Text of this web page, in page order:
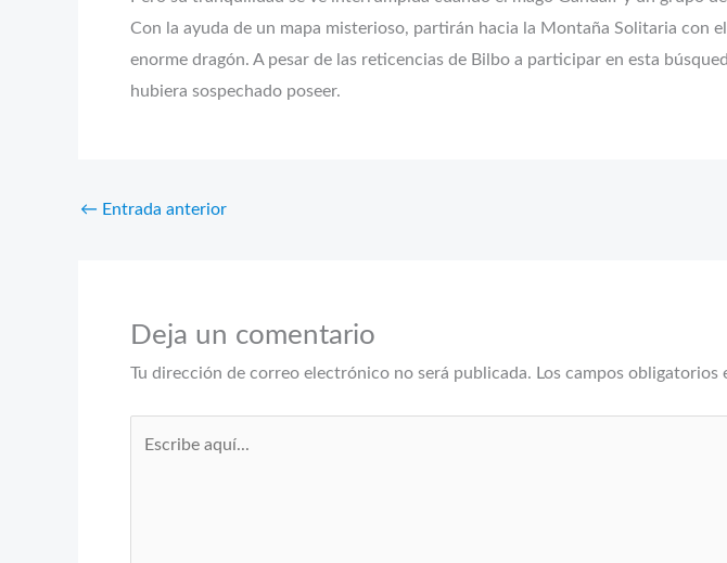
Con la ayuda de un mapa misterioso, partirán hacia la Montaña Solitaria con
enorme dragón. A pesar de las reticencias de Bilbo a participar en esta
hubiera sospechado poseer.
← Entrada anterior
Deja un comentario
Tu dirección de correo electrónico no será publicada. Los campos obligatorios